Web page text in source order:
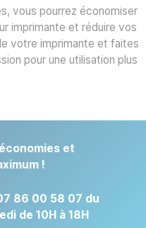
vous pourrez économiser
imprimante et réduire vos
votre imprimante et faites
pour une utilisation plus
et
!
86 00 58 07 du
de 10H à 18H